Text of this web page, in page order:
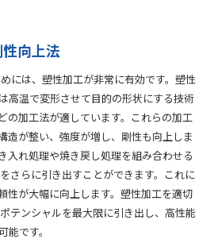
法の設定方法
する構造設計
との連携設計
ドバックの重要性
検証手法
向上法
には、塑性加工が非常に有効です。塑性
高温で変形させて目的の形状にする技術
の加工法が適しています。これらの加工
造が整い、強度が増し、剛性も向上しま
入れ処理や焼き戻し処理を組み合わせる
さらに引き出すことができます。これに
性が大幅に向上します。塑性加工を適切
テンシャルを最大限に引き出し、高性能
です。